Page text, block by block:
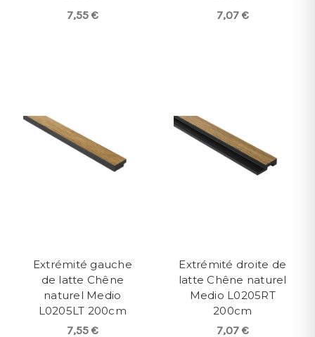
7,55 €
7,07 €
Extrémité gauche
de latte Chêne
naturel Medio
L0205LT 200cm
7,55 €
Extrémité droite de
latte Chêne naturel
Medio L0205RT
200cm
7,07 €